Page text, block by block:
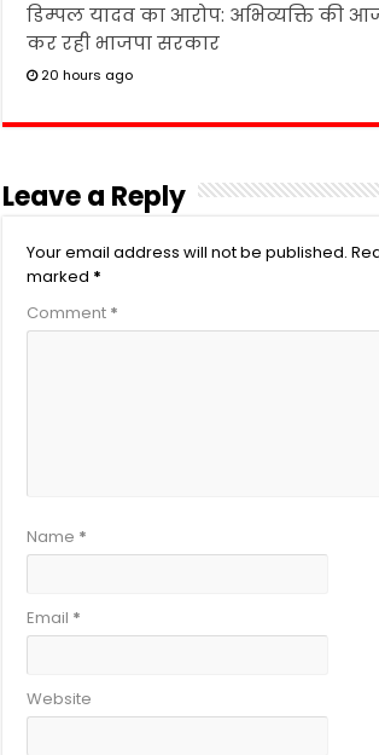
डिम्पल यादव का आरोप: अभिव्यक्ति की
कर रही भाजपा सरकार
20 hours ago
Leave a Reply
Your email address will not be published.
marked *
Comment *
Name *
Email *
Website